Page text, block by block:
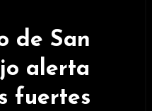
de San
alerta
fuertes